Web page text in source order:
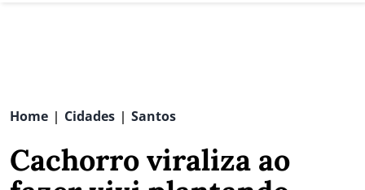
Home | Cidades | Santos
Cachorro viraliza ao